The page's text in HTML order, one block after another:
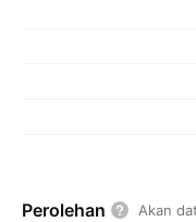
Perolehan Akan